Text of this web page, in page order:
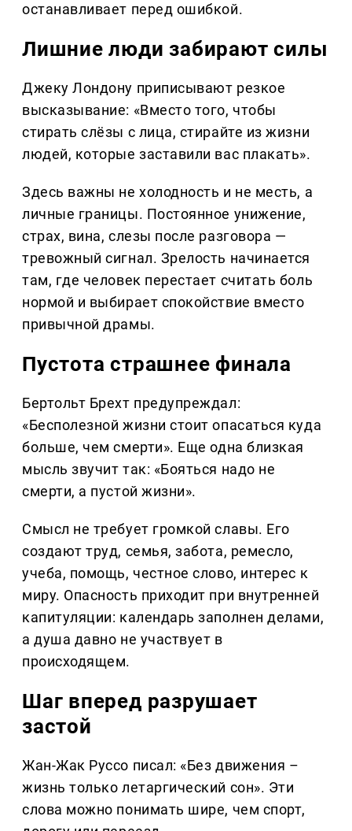
останавливает перед ошибкой.
Лишние люди забирают силы
Джеку Лондону приписывают резкое
высказывание: «Вместо того, чтобы
стирать слёзы с лица, стирайте из жизни
людей, которые заставили вас плакать».
Здесь важны не холодность и не месть, а
личные границы. Постоянное унижение,
страх, вина, слезы после разговора —
тревожный сигнал. Зрелость начинается
там, где человек перестает считать боль
нормой и выбирает спокойствие вместо
привычной драмы.
Пустота страшнее финала
Бертольт Брехт предупреждал:
«Бесполезной жизни стоит опасаться куда
больше, чем смерти». Еще одна близкая
мысль звучит так: «Бояться надо не
смерти, а пустой жизни».
Смысл не требует громкой славы. Его
создают труд, семья, забота, ремесло,
учеба, помощь, честное слово, интерес к
миру. Опасность приходит при внутренней
капитуляции: календарь заполнен делами,
а душа давно не участвует в
происходящем.
Шаг вперед разрушает
застой
Жан-Жак Руссо писал: «Без движения –
жизнь только летаргический сон». Эти
слова можно понимать шире, чем спорт,